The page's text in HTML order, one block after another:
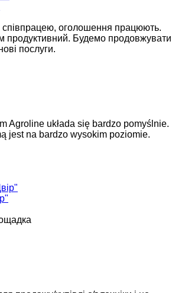
співпрацею, оголошення працюють.
продуктивний. Будемо продовжувати
послуги.
Agroline układa się bardzo pomyślnie.
jest na bardzo wysokim poziomie.